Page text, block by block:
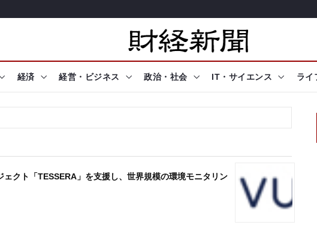
経済 経営・ビジネス 政治・社会 IT・サイエンス ライ
クト「TESSERA」を支援し、世界規模の環境モニタリン